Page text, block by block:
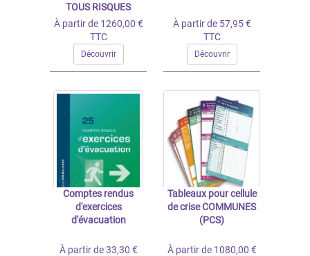
TOUS RISQUES
À partir de 1260,00 €
TTC
Découvrir
À partir de 57,95 €
TTC
Découvrir
Comptes rendus
d'exercices
d'évacuation
À partir de 33,30 €
Tableaux pour cellule
de crise COMMUNES
(PCS)
À partir de 1080,00 €